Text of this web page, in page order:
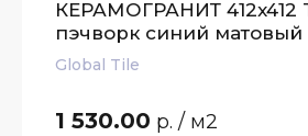
КЕРАМОГРАНИТ 412x412
пэчворк синий матовый
Global Tile
1 530.00 р. / м2